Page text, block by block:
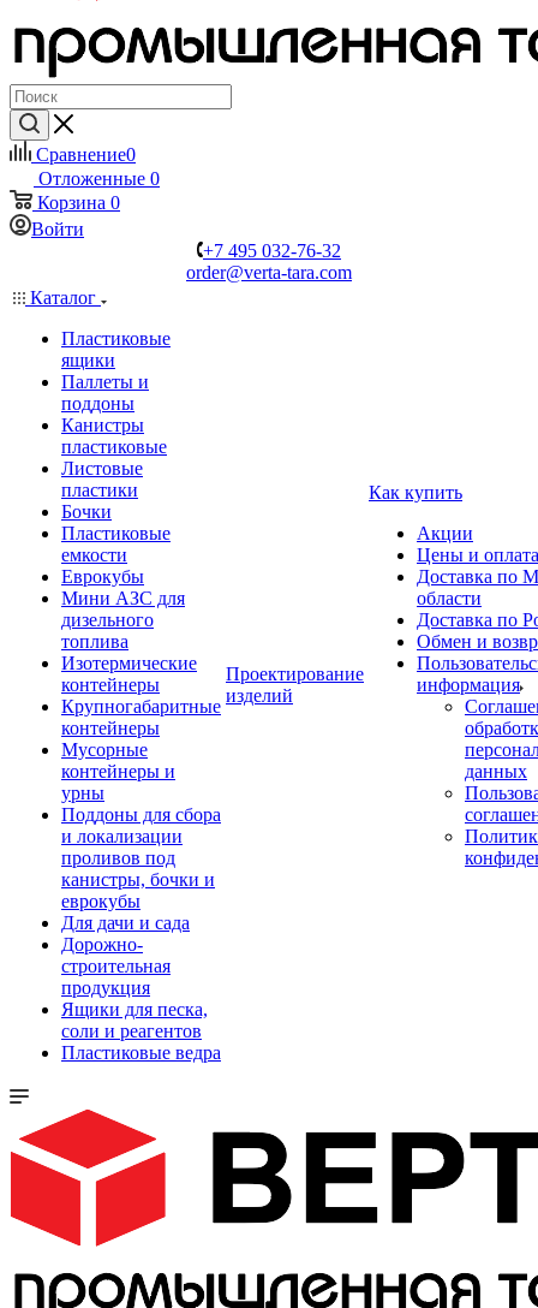
Сравнение0
Отложенные 0
Корзина 0
Войти
+7 495 032-76-32
order@verta-tara.com
Каталог
Пластиковые
ящики
Паллеты и
поддоны
Канистры
пластиковые
Листовые
пластики
Бочки
Пластиковые
емкости
Еврокубы
Мини АЗС для
дизельного
топлива
Изотермические
контейнеры
Крупногабаритные
контейнеры
Мусорные
контейнеры и
урны
Поддоны для сбора
и локализации
проливов под
канистры, бочки и
еврокубы
Для дачи и сада
Дорожно-
строительная
продукция
Ящики для песка,
соли и реагентов
Пластиковые ведра
Проектирование
изделий
Как купить
Акции
Цены и оплата
Доставка по
области
Доставка по
Обмен и
информация
данных